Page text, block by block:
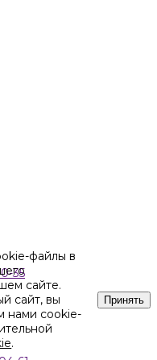
35
файлы в
сайте.
сайт, вы
нами cookie-
.
Принять